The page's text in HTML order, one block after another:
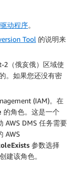
动程序。
Tool 的说明来
2（俄亥俄）区域使
。如果您还没有密
(IAM)。在
的角色。这是一个
AWS DMS 任务需要
AWS
参数选择
建该角色。